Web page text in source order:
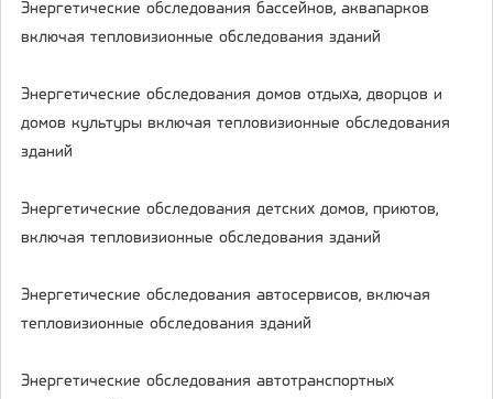
Энергетические обследования бассейнов, аквапарков
включая тепловизионные обследования зданий
Энергетические обследования домов отдыха, дворцов и
домов культуры включая тепловизионные обследования
зданий
Энергетические обследования детских домов, приютов,
включая тепловизионные обследования зданий
Энергетические обследования автосервисов, включая
тепловизионные обследования зданий
Энергетические обследования автотранспортных